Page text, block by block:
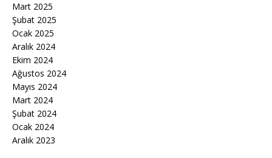
Mart 2025
Şubat 2025
Ocak 2025
Aralık 2024
Ekim 2024
Ağustos 2024
Mayıs 2024
Mart 2024
Şubat 2024
Ocak 2024
Aralık 2023